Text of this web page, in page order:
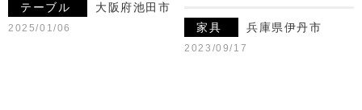
テーブル 大阪府池田市
2025/01/06 家具 兵庫県伊丹市
2023/09/17